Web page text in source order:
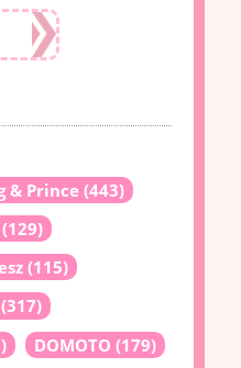
& Prince (443)
(129)
(115)
(317)
DOMOTO (179)